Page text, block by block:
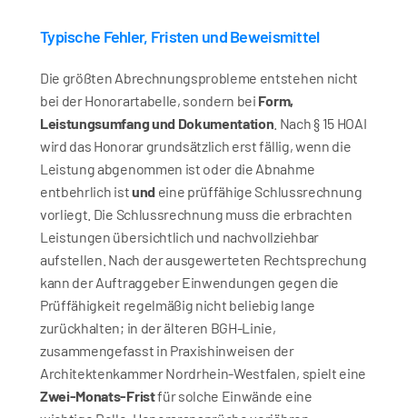
Typische Fehler, Fristen und Beweismittel
Die größten Abrechnungsprobleme entstehen nicht
bei der Honorartabelle, sondern bei Form,
Leistungsumfang und Dokumentation . Nach § 15 HOAI
wird das Honorar grundsätzlich erst fällig, wenn die
Leistung abgenommen ist oder die Abnahme
entbehrlich ist und eine prüffähige Schlussrechnung
vorliegt. Die Schlussrechnung muss die erbrachten
Leistungen übersichtlich und nachvollziehbar
aufstellen. Nach der ausgewerteten Rechtsprechung
kann der Auftraggeber Einwendungen gegen die
Prüffähigkeit regelmäßig nicht beliebig lange
zurückhalten; in der älteren BGH-Linie,
zusammengefasst in Praxishinweisen der
Zwei-Monats-Frist für solche Einwände eine